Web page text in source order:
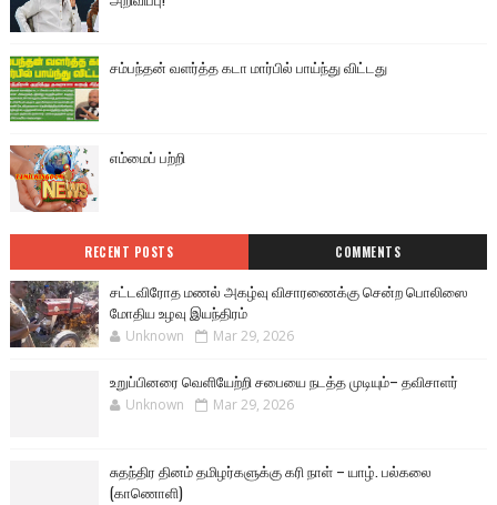
சம்பந்தன் வளர்த்த கடா மார்பில் பாய்ந்து விட்டது
எம்மைப் பற்றி
RECENT POSTS COMMENTS
சட்டவிரோத மணல் அகழ்வு விசாரணைக்கு சென்ற பொலிஸை
மோதிய உழவு இயந்திரம்
Unknown Mar 29, 2026
உறுப்பினரை வெளியேற்றி சபையை நடத்த முடியும்– தவிசாளர்
Unknown Mar 29, 2026
சுதந்திர தினம் தமிழர்களுக்கு கரி நாள் – யாழ். பல்கலை
(காணொளி)